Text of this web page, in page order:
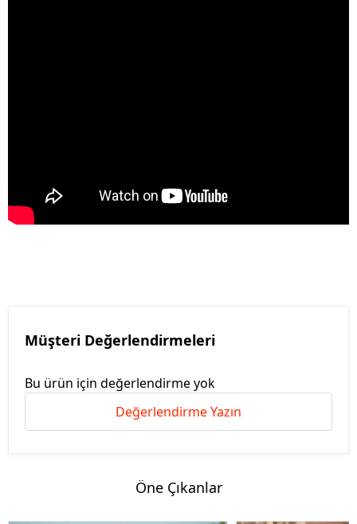
Müşteri Değerlendirmeleri
Bu ürün için değerlendirme yok
Değerlendirme Yazın
Öne Çıkanlar